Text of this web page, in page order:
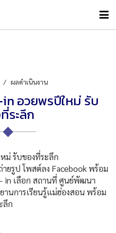
ผลดำเนินงาน
อวยพรปีใหม่ รับ
ระลึก
ม่ รับของที่ระลึก
รูป โพสต์ลง Facebook พร้อม
in เลือก สถานที่ ศูนย์พัฒนา
นการเรียนรู้แม่ฮ่องสอน พร้อม
ลึก